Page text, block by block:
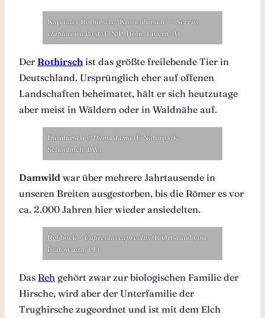
Kapitaler Rothirsch/“Kronenhirsch“ ♂ Servus
elaphus im Bast (F. N.P. Hohe Tauern/A)
Der Rothirsch ist das größte freilebende Tier in
Deutschland. Ursprünglich eher auf offenen
Landschaften beheimatet, hält er sich heutzutage
aber meist in Wäldern oder in Waldnähe auf.
Damhirsch ♂ Dama dama (F: Naturpark
Schönbuch/BW)
Damwild war über mehrere Jahrtausende in
unseren Breiten ausgestorben, bis die Römer es vor
ca. 2.000 Jahren hier wieder ansiedelten.
Rehbock ♂ Capreolus capreolus (F: Ortsrand von
Białowieża/PL)
Das Reh gehört zwar zur biologischen Familie der
Hirsche, wird aber der Unterfamilie der
Trughirsche zugeordnet und ist mit dem Elch